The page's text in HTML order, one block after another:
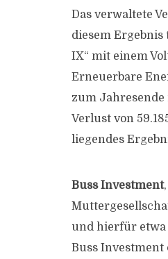
Das verwaltete
diesem
IX“ mit einem
Erneuerbare
zum
Verlust von
liegendes
Buss Investment
und hierfür etwa
Buss Investment